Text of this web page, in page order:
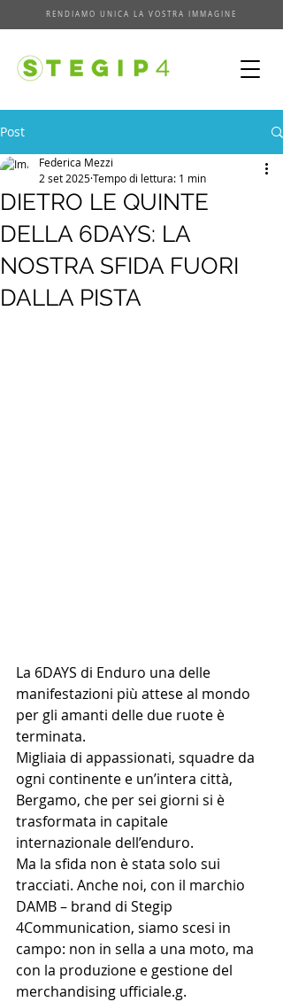
RENDIAMO UNICA LA VOSTRA IMMAGINE
Post
DIETRO LE QUINTE
DELLA 6DAYS: LA
NOSTRA SFIDA FUORI
DALLA PISTA
Federica Mezzi
2 set 2025Tempo di lettura: 1 min
La 6DAYS di Enduro una delle
manifestazioni più attese al mondo
per gli amanti delle due ruote è
terminata.
Migliaia di appassionati, squadre da
ogni continente e un’intera città,
Bergamo, che per sei giorni si è
trasformata in capitale
internazionale dell’enduro.
Ma la sfida non è stata solo sui
tracciati. Anche noi, con il marchio
DAMB – brand di Stegip
4Communication, siamo scesi in
campo: non in sella a una moto, ma
con la produzione e gestione del
merchandising ufficiale.g.